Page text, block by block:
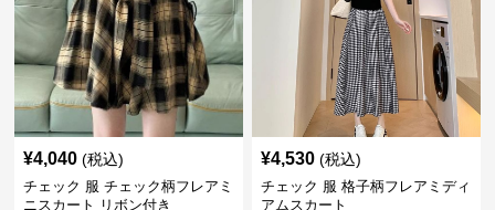
¥4,040 (税込)
チェック 服 チェック柄フレアミ
ニスカート リボン付き
¥4,530 (税込)
チェック 服 格子柄フレアミディ
アムスカート